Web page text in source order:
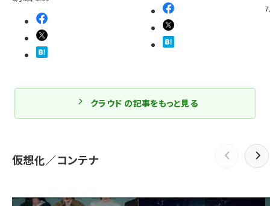
クラウド の記事をもっと見る
仮想化／コンテナ